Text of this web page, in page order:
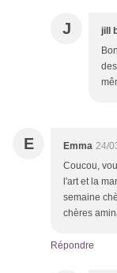
J jill
E Emma 24/
Coucou,
l'art et la
semaine
chères
Répondre